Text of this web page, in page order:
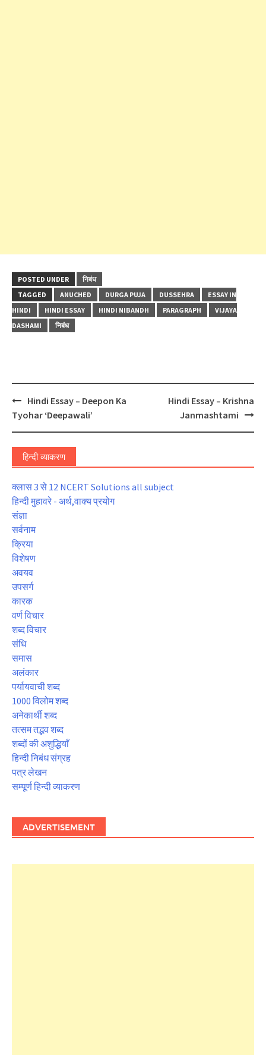
POSTED UNDER
निबंध
TAGGED
ANUCHED DURGA PUJA DUSSEHRA
ESSAY IN
HINDI
HINDI ESSAY HINDI NIBANDH PARAGRAPH
VIJAYA
DASHAMI
निबंध
Post
navigation
Hindi Essay – Deepon Ka
Tyohar ‘Deepawali’
Hindi Essay – Krishna
Janmashtami
हिन्दी व्याकरण
क्लास 3 से 12 NCERT Solutions all subject
हिन्दी मुहावरे - अर्थ,वाक्य प्रयोग
संज्ञा
सर्वनाम
क्रिया
विशेषण
अवयव
उपसर्ग
कारक
वर्ण विचार
शब्द विचार
संधि
समास
अलंकार
पर्यायवाची शब्द
1000 विलोम शब्द
अनेकार्थी शब्द
तत्सम तद्भव शब्द
शब्दों की अशुद्धियाँ
हिन्दी निबंध संग्रह
पत्र लेखन
सम्पूर्ण हिन्दी व्याकरण
ADVERTISEMENT